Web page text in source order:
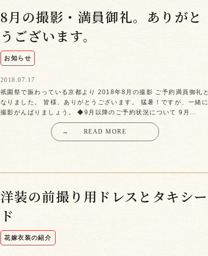
8月の撮影・満員御礼。ありがと
うございます。
お知らせ
2018.07.17
祇園祭で賑わっている京都より 2018年8月の撮影 ご予約満員御礼と
なりました。 皆様、ありがとうございます。 猛暑！ですが、一緒に
撮影がんばりましょう。 ◆9月以降のご予約状況について 9月…
→ READ MORE
洋装の前撮り用ドレスとタキシー
ド
花嫁衣装の紹介